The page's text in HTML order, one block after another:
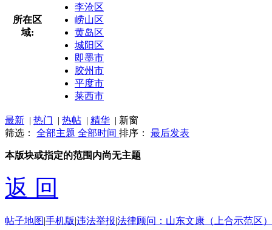
所在区
域:
李沧区
崂山区
黄岛区
城阳区
即墨市
胶州市
平度市
莱西市
最新 | 热门 | 热帖 | 精华 | 新窗
筛选： 全部主题 全部时间 排序： 最后发表
本版块或指定的范围内尚无主题
返 回
帖子地图|手机版|违法举报|法律顾问：山东文康（上合示范区